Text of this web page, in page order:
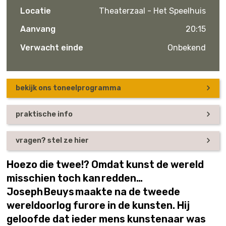
Hoezo die twee!? Omdat kunst de wereld
misschien toch kan redden…
Joseph Beuys maakte na de tweede
wereldoorlog furore in de kunsten. Hij
geloofde dat ieder mens kunstenaar was
Locatie
Theaterzaal - Het Speelhuis
Aanvang
20:15
Verwacht einde
Onbekend
bekijk ons toneelprogramma
praktische info
vragen? stel ze hier